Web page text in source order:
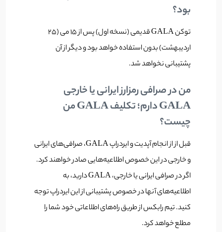
بود؟
توکن GALA قدیمی (نسخه اول) پس از ۱۵ می (۲۵
اردیبهشت) بدون استفاده خواهد بود و دیگر از آن
پشتیبانی نخواهد شد.
من در صرافی رمزارز ایرانی یا خارجی
GALA دارم؛ تکلیف GALA من
چیست؟
قبل از از انجام آپدیت و ایردراپ GALA، صرافی‌های ایرانی
و خارجی در این خصوص اطلاعیه‌هایی صادر خواهند کرد.
اگر در صرافی ایرانی یا خارجی، GALA دارید، به
اطلاعیه‌های آنها در خصوص پشتیبانی از این ایردراپ توجه
کنید. تیم رابکس از طریق راه‌های اطلاعاتی خود شما را
مطلع خواهد کرد.